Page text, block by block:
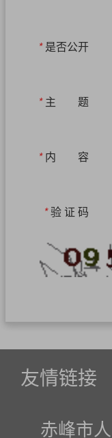
*是否公开
*主 题
*内 容
*验 证 码
友情链接
赤峰市